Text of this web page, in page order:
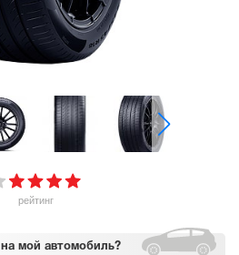
рейтинг
на мой автомобиль?